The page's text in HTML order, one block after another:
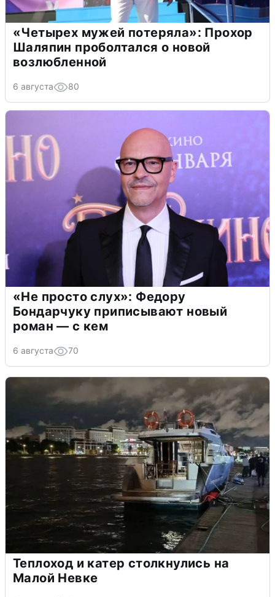
«Четырех мужей потеряла»: Прохор
Шаляпин проболтался о новой
возлюбленной
6 августа 80
«Не просто слух»: Федору
Бондарчуку приписывают новый
роман — с кем
6 августа 70
Теплоход и катер столкнулись на
Малой Невке